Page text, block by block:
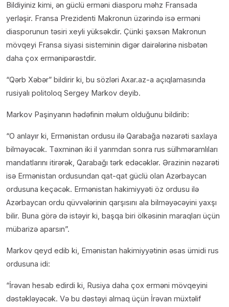
Bildiyiniz kimi, ən güclü erməni diasporu məhz Fransada
yerləşir. Fransa Prezidenti Makronun üzərində isə erməni
diasporunun təsiri xeyli yüksəkdir. Çünki şəxsən Makronun
mövqeyi Fransa siyasi sisteminin digər dairələrinə nisbətən
daha çox ermənipərəstdir.
“Qərb Xəbər” bildirir ki, bu sözləri Axar.az-a açıqlamasında
rusiyalı politoloq Sergey Markov deyib.
Markov Paşinyanın hədəfinin məlum olduğunu bildirib:
“O anlayır ki, Ermənistan ordusu ilə Qarabağa nəzarəti saxlaya
bilməyəcək. Təxminən iki il yarımdan sonra rus sülhməramlıları
mandatlarını itirərək, Qarabağı tərk edəcəklər. Ərazinin nəzarəti
isə Ermənistan ordusundan qat-qat güclü olan Azərbaycan
ordusuna keçəcək. Ermənistan hakimiyyəti öz ordusu ilə
Azərbaycan ordu qüvvələrinin qarşısını ala bilməyəcəyini yaxşı
bilir. Buna görə də istəyir ki, başqa biri ölkəsinin maraqları üçün
mübarizə aparsın”.
Markov qeyd edib ki, Emənistan hakimiyyətinin əsas ümidi rus
ordusuna idi:
“İrəvan hesab edirdi ki, Rusiya daha çox erməni mövqeyini
dəstəkləyəcək. Və bu dəstəyi almaq üçün İrəvan müxtəlif